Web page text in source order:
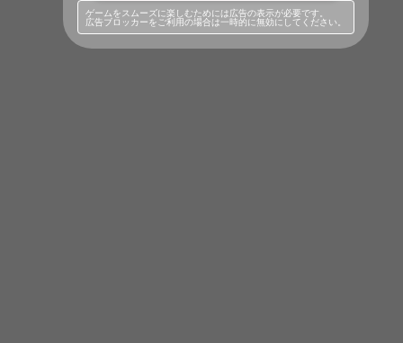
ゲームをスムーズに楽しむためには広告の表示が必要です。
広告ブロッカーをご利用の場合は一時的に無効にしてください。